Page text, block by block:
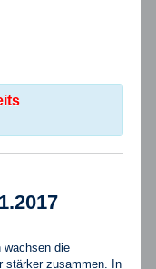
wachsen die
stärker zusammen. In